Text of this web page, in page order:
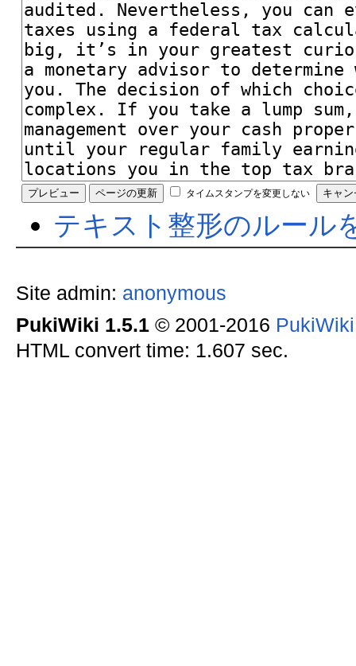
タイムスタンプを変更しない
テキスト整形のルール
Site admin: anonymous
PukiWiki 1.5.1© 2001-2016
HTML convert time: 1.607 sec.